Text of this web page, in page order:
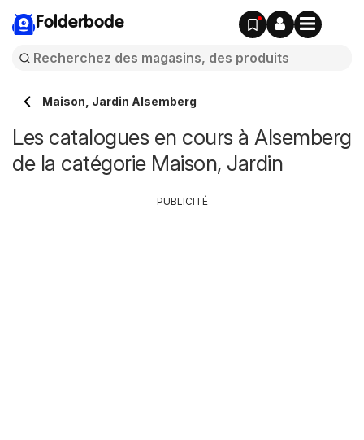
Folderbode
Maison, Jardin Alsemberg
Les catalogues en cours à Alsemberg
de la catégorie Maison, Jardin
PUBLICITÉ